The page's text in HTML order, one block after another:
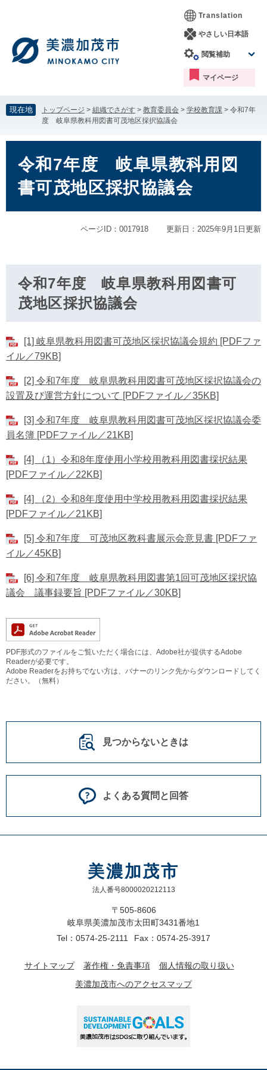
す。
し
て
本
へ
Translation
やさしい日本語
閲覧補助
マイページ
現在地 トップページ > 組織でさがす > 教育委員会 > 学校教育課 > 令和7年
度 岐阜県教科用図書可茂地区採択協議会
令和7年度 岐阜県教科用図
書可茂地区採択協議会
ページID：0017918 更新日：2025年9月1日更新
令和7年度 岐阜県教科用図書可
茂地区採択協議会
[1] 岐阜県教科用図書可茂地区採択協議会規約 [PDFファ
イル／79KB]
[2] 令和7年度 岐阜県教科用図書可茂地区採択協議会の
設置及び運営方針について [PDFファイル／35KB]
[3] 令和7年度 岐阜県教科用図書可茂地区採択協議会委
員名簿 [PDFファイル／21KB]
[4] （1）令和8年度使用小学校用教科用図書採択結果
[PDFファイル／22KB]
[4] （2）令和8年度使用中学校用教科用図書採択結果
[PDFファイル／21KB]
[5] 令和7年度 可茂地区教科書展示会意見書 [PDFファ
イル／45KB]
[6] 令和7年度 岐阜県教科用図書第1回可茂地区採択協
議会 議事録要旨 [PDFファイル／30KB]
PDF形式のファイルをご覧いただく場合には、Adobe社が提供するAdobe
Readerが必要です。
Adobe Readerをお持ちでない方は、バナーのリンク先からダウンロードしてく
ださい。（無料）
見つからないときは
よくある質問と回答
美濃加茂市
法人番号8000020212113
〒505-8606
岐阜県美濃加茂市太田町3431番地1
Tel：0574-25-2111
Fax：0574-25-3917
サイトマップ 著作権・免責事項
個人情報の取り扱い
美濃加茂市へのアクセスマップ